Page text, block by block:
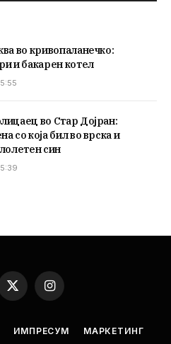
во кривопаланечко:
и бакарен котел
во Стар Дојран:
со која бил во врска и
син
X
(Twitter)
Instagram
ИМПРЕСУМ МАРКЕТИНГ